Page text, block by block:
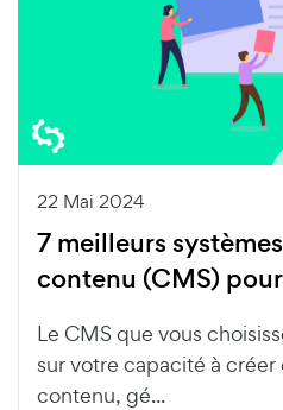
22 Mai 2024
7 meilleurs
contenu (CMS)
Le CMS que vous
sur votre capacité à
contenu, gé...